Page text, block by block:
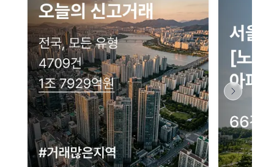
네이버 지도 연결 안내
현재 네이버 지도 연결이 원활하지 않아 지도를 불러올 수 없습니다.
이용에 불편을 드려 죄송합니다.
다시 시도